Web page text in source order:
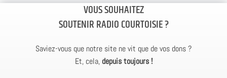
VOUS SOUHAITEZ
SOUTENIR RADIO COURTOISIE ?
Saviez-vous que notre site ne vit que de vos dons ?
Et, cela, depuis toujours !